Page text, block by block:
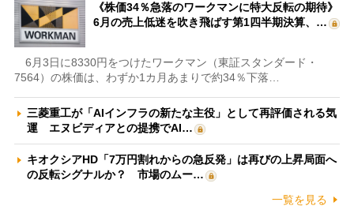
《株価34％急落のワークマンに特大反転の期待》
6月の売上低迷を吹き飛ばす第1四半期決算、…
6月3日に8330円をつけたワークマン（東証スタンダード・
7564）の株価は、わずか1カ月あまりで約34％下落…
三菱重工が「AIインフラの新たな主役」として再評価される気
運 エヌビディアとの提携でAI…
キオクシアHD「7万円割れからの急反発」は再びの上昇局面へ
の反転シグナルか？ 市場のムー…
一覧を見る